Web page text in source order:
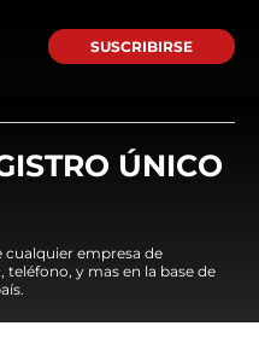
SUSCRIBIRSE
ÚNICO
cualquier empresa de
y mas en la base de